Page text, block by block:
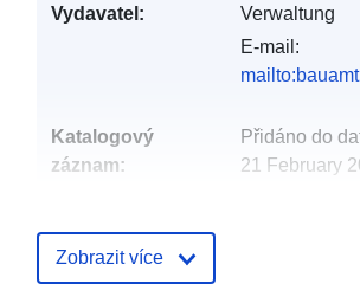
Vydavatel:
Verwaltung
E-mail:
Katalogový
záznam:
Přidáno do
21 February
Zobrazit více